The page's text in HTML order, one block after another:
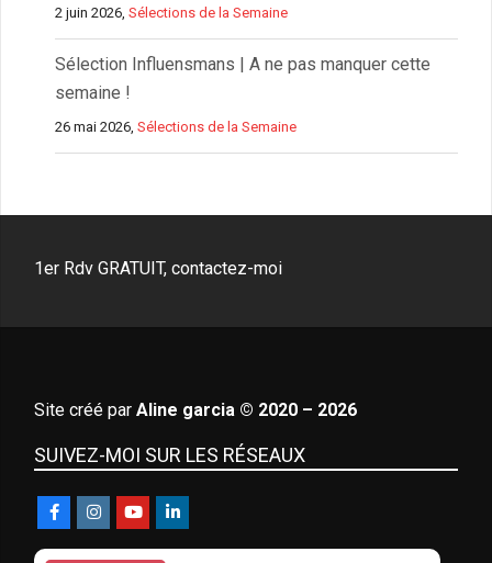
2 juin 2026,Sélections de la Semaine
Sélection Influensmans | A ne pas manquer cette
semaine !
26 mai 2026,Sélections de la Semaine
1er Rdv GRATUIT, contactez-moi
Site créé par Aline garcia © 2020 – 2026
SUIVEZ-MOI SUR LES RÉSEAUX